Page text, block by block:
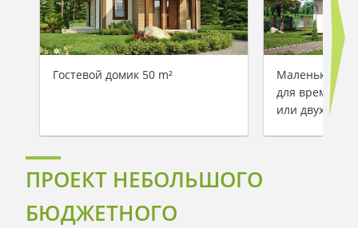
Гостевой домик 50 m²
Маленький
для
или двух
ПРОЕКТ НЕБОЛЬШОГО
БЮДЖЕТНОГО